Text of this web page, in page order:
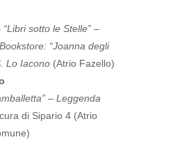
“Libri sotto le Stelle” –
“Joanna degli
Lo Iacono (Atrio Fazello)
– Leggenda
di Sipario 4 (Atrio